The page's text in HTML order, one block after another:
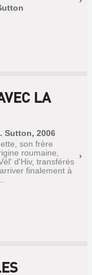
LA
Sutton, 2006
son frère
roumaine,
d'Hiv, transférés
finalement à